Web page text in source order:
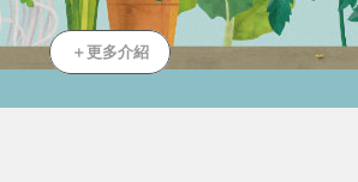
＋更多介紹